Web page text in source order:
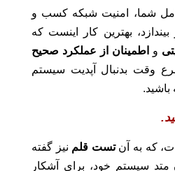
شما، امنیت شبکه کسب و
بهترین کار اینست که
و اطمینان از عملکرد صحیح
وقت بدنبال آپدیت سیستم
که به آن تست قلم نیز گفته
سیستم خود، برای آشکار